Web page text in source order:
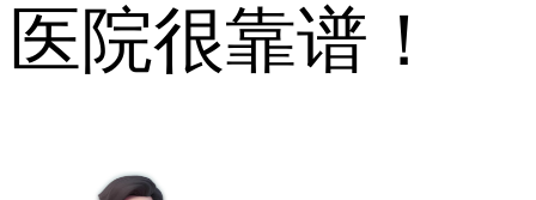
医院很靠谱！